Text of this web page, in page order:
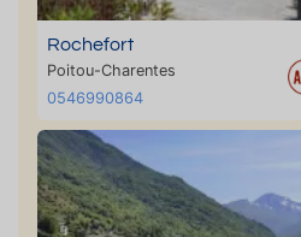
Rochefort
Poitou-Charentes
0546990864